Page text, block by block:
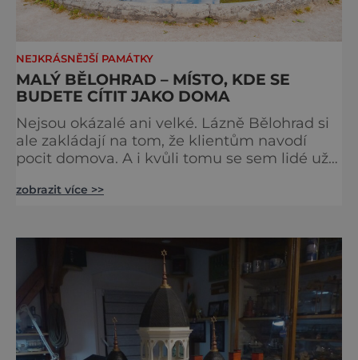
NEJKRÁSNĚJŠÍ PAMÁTKY
MALÝ BĚLOHRAD – MÍSTO, KDE SE
BUDETE CÍTIT JAKO DOMA
Nejsou okázalé ani velké. Lázně Bělohrad si
ale zakládají na tom, že klientům navodí
pocit domova. A i kvůli tomu se sem lidé už
lázeňské koncerty ani velkolepé akce.
nevšimne, ani se jí kolonáda vlastně neříká.
zobrazit více >>